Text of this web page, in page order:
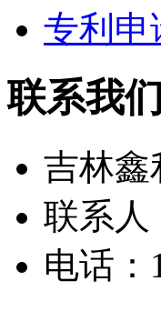
专利申
联系我们
吉林鑫
联系人
电话：